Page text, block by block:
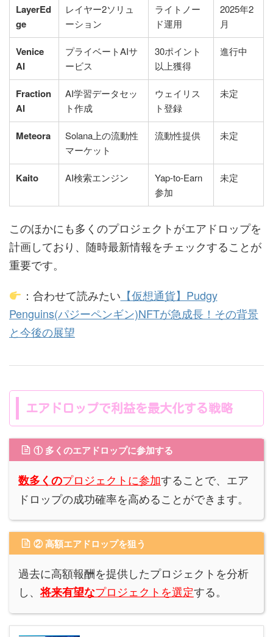
LayerEd
ge
レイヤー2ソリュ
ーション
ライトノー
ド運用
2025年2
月
Venice
AI
プライベートAIサ
ービス
30ポイント
以上獲得
進行中
Fraction
AI
AI学習データセッ
ト作成
ウェイリス
ト登録
未定
Meteora
Solana上の流動性
マーケット
流動性提供 未定
Kaito AI検索エンジン
Yap-to-Earn
参加
未定
このほかにも多くのプロジェクトがエアドロップを
計画しており、随時最新情報をチェックすることが
重要です。
：合わせて読みたい 【仮想通貨】Pudgy
Penguins(パジーペンギン)NFTが急成長！その背景
と今後の展望
エアドロップで利益を最大化する戦略
① 多くのエアドロップに参加する
数多くのプロジェクトに参加することで、エア
ドロップの成功確率を高めることができます。
② 高額エアドロップを狙う
過去に高額報酬を提供したプロジェクトを分析
し、将来有望なプロジェクトを選定する。